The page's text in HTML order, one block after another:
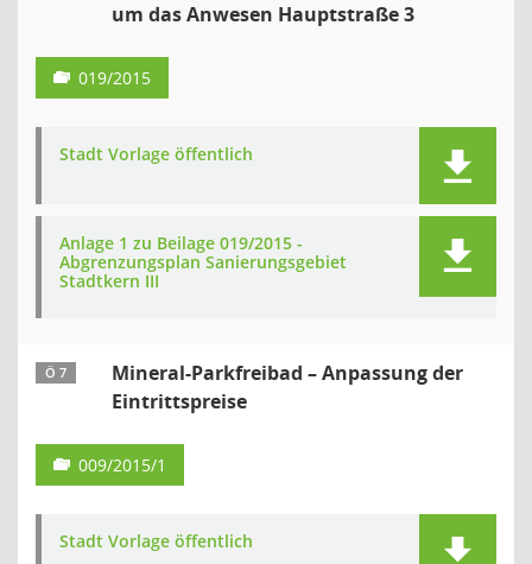
um das Anwesen Hauptstraße 3
019/2015
Stadt Vorlage öffentlich
Anlage 1 zu Beilage 019/2015 -
Abgrenzungsplan Sanierungsgebiet
Stadtkern III
Ö 7
Mineral-Parkfreibad – Anpassung der
Eintrittspreise
009/2015/1
Stadt Vorlage öffentlich